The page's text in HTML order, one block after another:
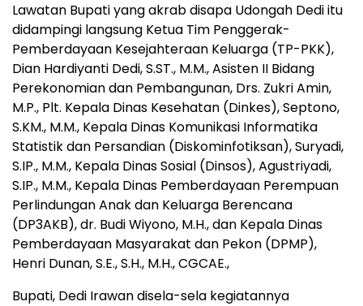
Lawatan Bupati yang akrab disapa Udongah Dedi itu
didampingi langsung Ketua Tim Penggerak-
Pemberdayaan Kesejahteraan Keluarga (TP-PKK),
Dian Hardiyanti Dedi, S.ST., M.M., Asisten II Bidang
Perekonomian dan Pembangunan, Drs. Zukri Amin,
M.P., Plt. Kepala Dinas Kesehatan (Dinkes), Septono,
S.KM., M.M., Kepala Dinas Komunikasi Informatika
Statistik dan Persandian (Diskominfotiksan), Suryadi,
S.IP., M.M., Kepala Dinas Sosial (Dinsos), Agustriyadi,
S.IP., M.M., Kepala Dinas Pemberdayaan Perempuan
Perlindungan Anak dan Keluarga Berencana
(DP3AKB), dr. Budi Wiyono, M.H., dan Kepala Dinas
Pemberdayaan Masyarakat dan Pekon (DPMP),
Henri Dunan, S.E., S.H., M.H., CGCAE.,
Bupati, Dedi Irawan disela-sela kegiatannya